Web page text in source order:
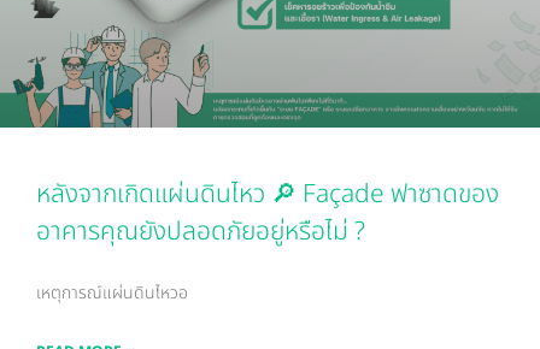
หลังจากเกิดแผ่นดินไหว 🔎 Façade ฟาซาดของ
อาคารคุณยังปลอดภัยอยู่หรือไม่ ?
เหตุการณ์แผ่นดินไหวอ